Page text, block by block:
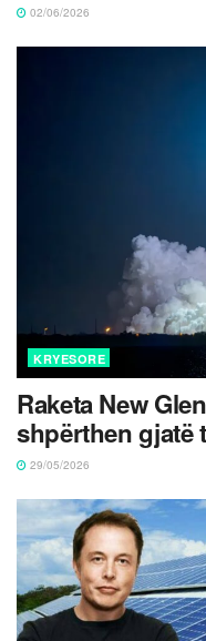
02/06/2026
KRYESORE
Raketa New
shpërthen gjatë
29/05/2026